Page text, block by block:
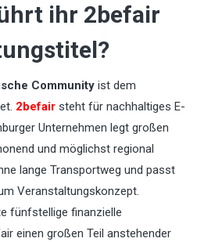
ihr 2befair
Community ist dem
2befair steht für nachhaltiges E-
Unternehmen legt großen
und möglichst regional
lange Transportweg und passt
Veranstaltungskonzept.
fünfstellige finanzielle
einen großen Teil anstehender